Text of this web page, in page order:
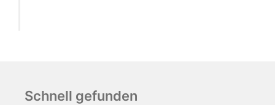
Schnell gefunden